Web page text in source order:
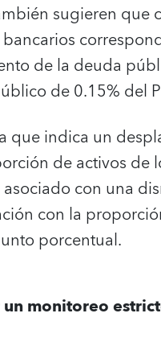
sugieren
de la deuda
de 0.15% del
que indica un
de activos
con una
con la
porcentual.
un monitoreo